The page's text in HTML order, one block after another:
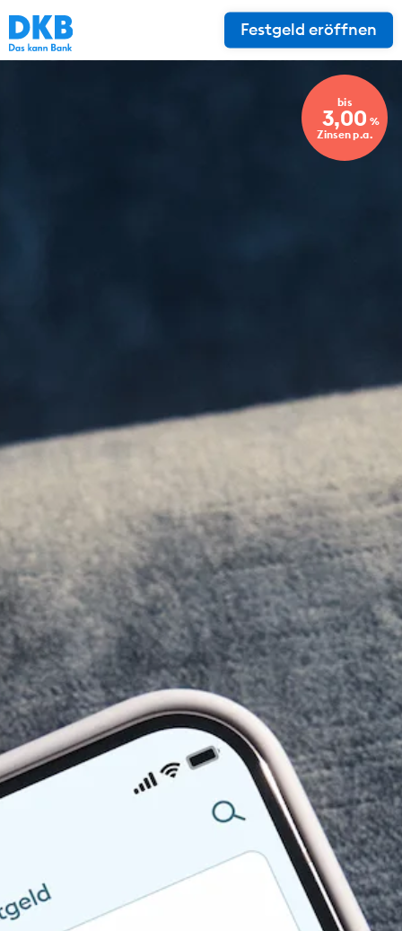
Festgeld eröffnen
bis
3,00 %
Zinsen p.a.